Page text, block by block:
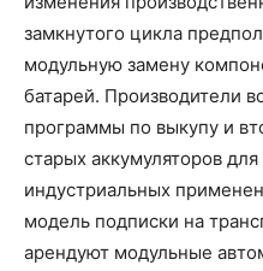
замкнутого цикла
модульную замену
батарей. Производители
программы по выкупу и
старых аккумуляторов
индустриальных
модель подписки на
арендуют модульные